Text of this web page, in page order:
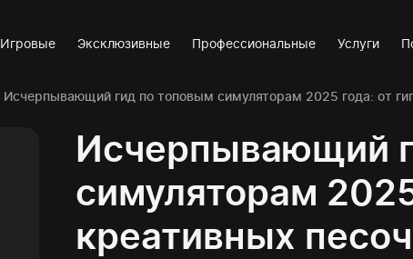
Игровые Эксклюзивные Профессиональные Услуги
Исчерпывающий гид по топовым симуляторам 2025 года: от
Исчерпывающий
симуляторам
креативных